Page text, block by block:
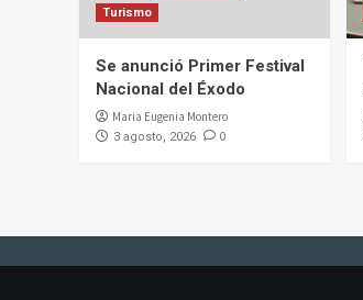
Turismo
Se anunció Primer Festival
Nacional del Éxodo
Maria Eugenia Montero
3 agosto, 2026 0